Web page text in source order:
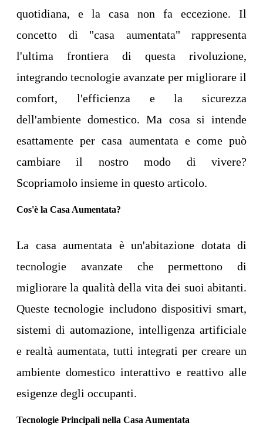
quotidiana, e la casa non fa eccezione. Il
concetto di "casa aumentata" rappresenta
l'ultima frontiera di questa rivoluzione,
integrando tecnologie avanzate per migliorare il
comfort, l'efficienza e la sicurezza
dell'ambiente domestico. Ma cosa si intende
esattamente per casa aumentata e come può
cambiare il nostro modo di vivere?
Scopriamolo insieme in questo articolo.
Cos'è la Casa Aumentata?
La casa aumentata è un'abitazione dotata di
tecnologie avanzate che permettono di
migliorare la qualità della vita dei suoi abitanti.
Queste tecnologie includono dispositivi smart,
sistemi di automazione, intelligenza artificiale
e realtà aumentata, tutti integrati per creare un
ambiente domestico interattivo e reattivo alle
esigenze degli occupanti.
Tecnologie Principali nella Casa Aumentata